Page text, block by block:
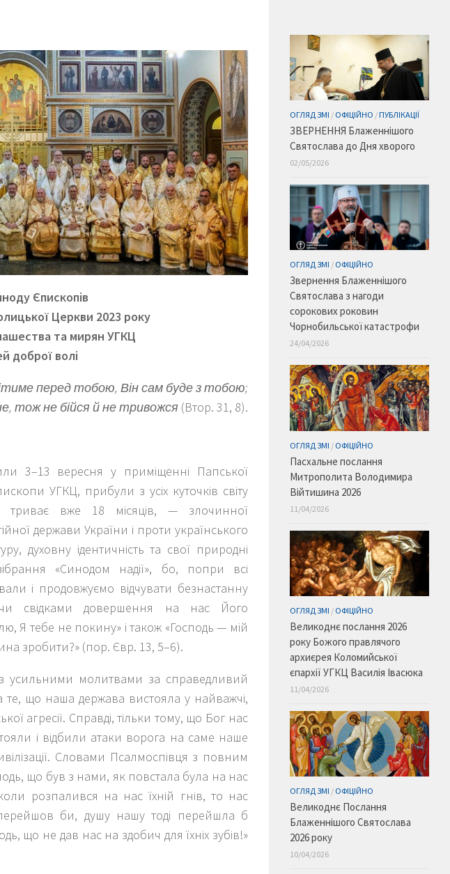
Єпископів
Церкви 2023 року
та мирян УГКЦ
доброї волі
перед тобою, Він сам буде з тобою;
тож не бійся й не тривожся (Втор. 31, 8).
3–13 вересня у приміщенні Папської
УГКЦ, прибули з усіх куточків світу
триває вже 18 місяців, — злочинної
держави України і проти українського
духовну ідентичність та свої природні
«Синодом надії», бо, попри всі
і продовжуємо відчувати безнастанну
свідками довершення на нас Його
Я тебе не покину» і також «Господь — мій
зробити?» (пор. Євр. 13, 5–6).
усильними молитвами за справедливий
що наша держава вистояла у найважчі,
агресії. Справді, тільки тому, що Бог нас
і відбили атаки ворога на саме наше
Словами Псалмоспівця з повним
що був з нами, як повстала була на нас
розпалився на нас їхній гнів, то нас
би, душу нашу тоді перейшла б
що не дав нас на здобич для їхніх зубів!»
ОГЛЯД ЗМІ / ОФІЦІЙНО /ПУБЛІКАЦІЇ
ЗВЕРНЕННЯ Блаженнішого
Святослава до Дня хворого
02/05/2026
ОГЛЯД ЗМІ / ОФІЦІЙНО
Звернення Блаженнішого
Святослава з нагоди
сорокових роковин
Чорнобильської катастрофи
24/04/2026
ОГЛЯД ЗМІ / ОФІЦІЙНО
Пасхальне послання
Митрополита Володимира
Війтишина 2026
11/04/2026
ОГЛЯД ЗМІ / ОФІЦІЙНО
Великоднє послання 2026
року Божого правлячого
архиєрея Коломийської
єпархії УГКЦ Василія Івасюка
11/04/2026
ОГЛЯД ЗМІ / ОФІЦІЙНО
Великоднє Послання
Блаженнішого Святослава
2026 року
10/04/2026